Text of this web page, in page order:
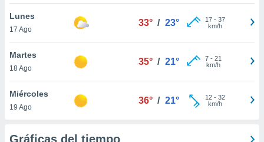
como
sitio
de
traten tus
en
interés
su
Lunes
17 Ago
33° / 23° 17- 37
km/h
Martes
18 Ago
35° / 21° 7- 21
km/h
Miércoles
19 Ago
36° / 21° 12- 32
km/h
Gráficas del tiempo